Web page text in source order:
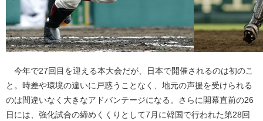
今年で27回目を迎える本大会だが、日本で開催されるのは初のこ
と。時差や環境の違いに戸惑うことなく、地元の声援を受けられる
のは間違いなく大きなアドバンテージになる。さらに開幕直前の26
日には、強化試合の締めくくりとして7月に韓国で行われた第28回